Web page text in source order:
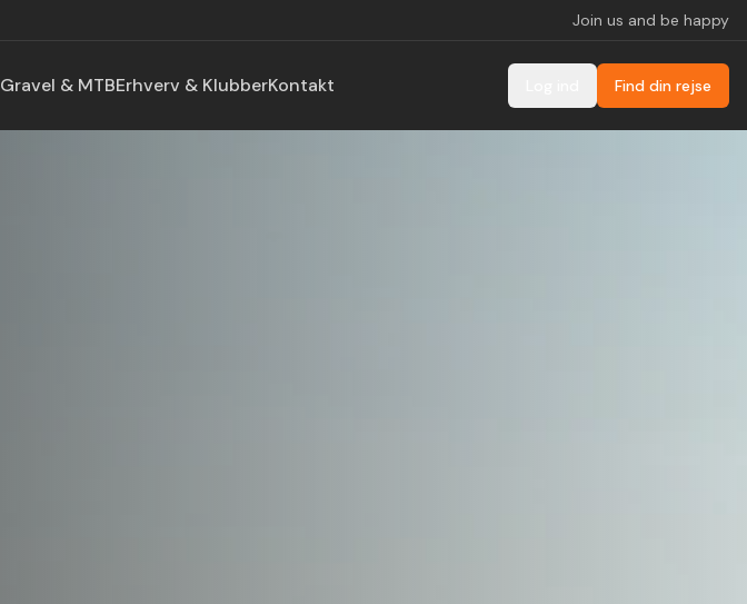
Join us and be happy
Gravel & MTBErhverv & KlubberKontakt Find din rejse